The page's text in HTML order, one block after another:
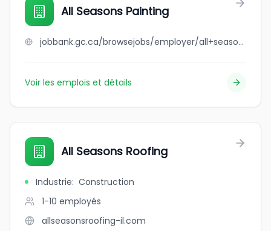
All Seasons Painting
jobbank.gc.ca/browsejobs/employer/all+seasons+painting/ca
Voir les emplois et détails
All Seasons Roofing
Industrie: Construction
1-10 employés
allseasonsroofing-il.com